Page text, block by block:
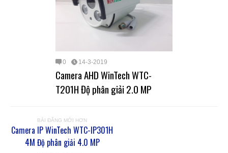
0 14-3-2019
Camera AHD WinTech WTC-
T201H Độ phân giải 2.0 MP
BÀI ĐĂNG MỚI HƠN
Camera IP WinTech WTC-IP301H
4M Độ phân giải 4.0 MP